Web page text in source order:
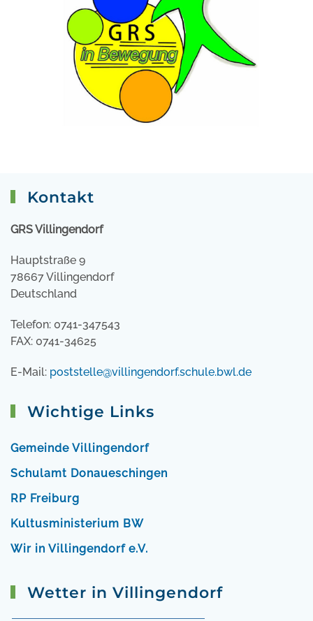
Kontakt
GRS Villingendorf
Hauptstraße 9
78667 Villingendorf
Deutschland
Telefon: 0741-347543
FAX: 0741-34625
E-Mail: poststelle@villingendorf.schule.bwl.de
Wichtige Links
Gemeinde Villingendorf
Schulamt Donaueschingen
RP Freiburg
Kultusministerium BW
Wir in Villingendorf e.V.
Wetter in Villingendorf